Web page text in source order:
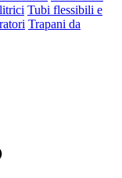
Tubi flessibili e
Trapani da